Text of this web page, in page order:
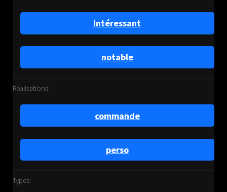
intéressant
notable
Réalisations:
commande
perso
Types: